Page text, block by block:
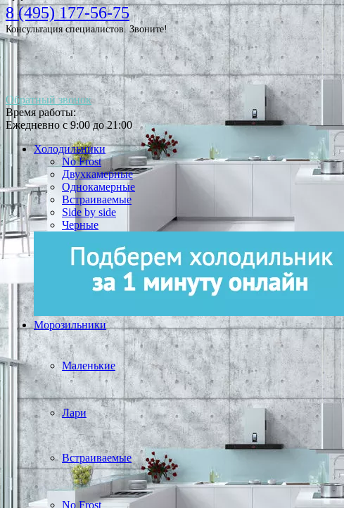
8 (495) 177-56-75
Консультация специалистов. Звоните!
Обратный звонок
Время работы:
Ежедневно с 9:00 до 21:00
Холодильники
No Frost
Двухкамерные
Однокамерные
Встраиваемые
Side by side
Черные
Морозильники
Маленькие
Лари
Встраиваемые
No Frost